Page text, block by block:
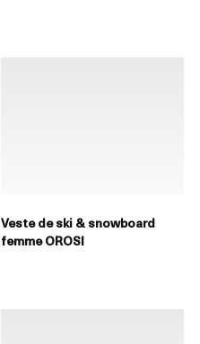
Veste de ski & snowboard
femme OROSI